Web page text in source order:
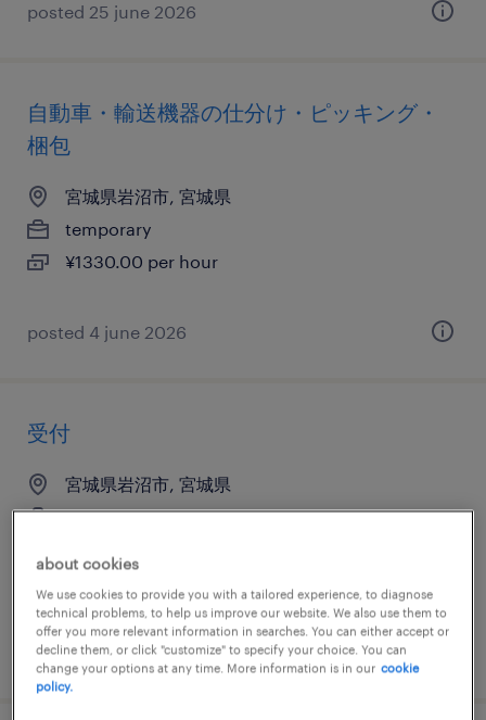
posted 25 june 2026
自動車・輸送機器の仕分け・ピッキング・
梱包
宮城県岩沼市, 宮城県
temporary
¥1330.00 per hour
posted 4 june 2026
受付
宮城県岩沼市, 宮城県
temporary
posted 23 july 2026
about cookies
We use cookies to provide you with a tailored experience, to diagnose
technical problems, to help us improve our website. We also use them to
offer you more relevant information in searches. You can either accept or
decline them, or click "customize" to specify your choice. You can
change your options at any time. More information is in our cookie
policy.